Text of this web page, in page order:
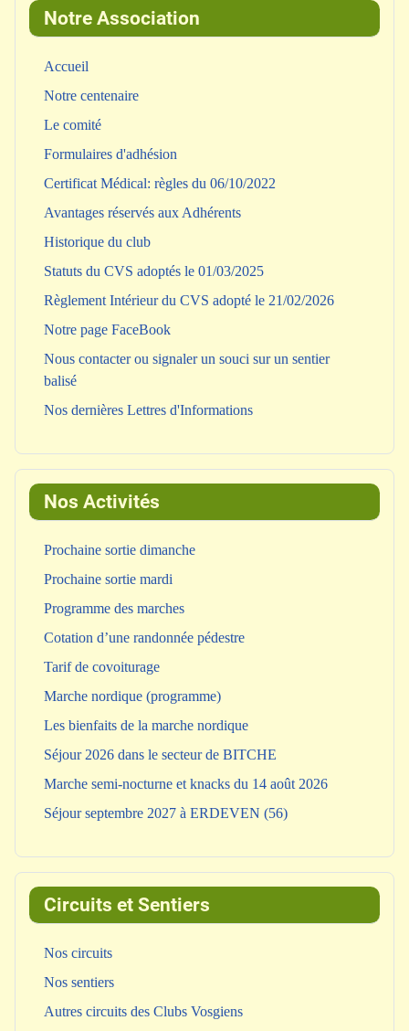
Notre Association
Accueil
Notre centenaire
Le comité
Formulaires d'adhésion
Certificat Médical: règles du 06/10/2022
Avantages réservés aux Adhérents
Historique du club
Statuts du CVS adoptés le 01/03/2025
Règlement Intérieur du CVS adopté le 21/02/2026
Notre page FaceBook
Nous contacter ou signaler un souci sur un sentier
balisé
Nos dernières Lettres d'Informations
Nos Activités
Prochaine sortie dimanche
Prochaine sortie mardi
Programme des marches
Cotation d’une randonnée pédestre
Tarif de covoiturage
Marche nordique (programme)
Les bienfaits de la marche nordique
Séjour 2026 dans le secteur de BITCHE
Marche semi-nocturne et knacks du 14 août 2026
Séjour septembre 2027 à ERDEVEN (56)
Circuits et Sentiers
Nos circuits
Nos sentiers
Autres circuits des Clubs Vosgiens